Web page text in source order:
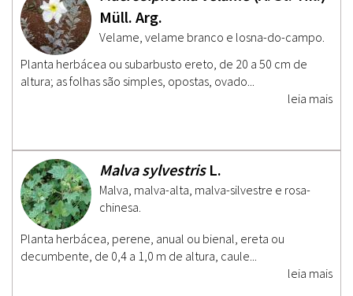
Müll. Arg.
Velame, velame branco e losna-do-campo.
Planta herbácea ou subarbusto ereto, de 20 a 50 cm de
altura; as folhas são simples, opostas, ovado...
leia mais
Malva sylvestris L.
Malva, malva-alta, malva-silvestre e rosa-
chinesa.
Planta herbácea, perene, anual ou bienal, ereta ou
decumbente, de 0,4 a 1,0 m de altura, caule...
leia mais